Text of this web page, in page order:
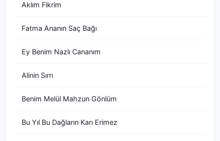
Aklım Fikrim
Fatma Ananın Saç Bağı
Ey Benim Nazlı Cananım
Alinin Sırrı
Benim Melül Mahzun Gönlüm
Bu Yıl Bu Dağların Karı Erimez